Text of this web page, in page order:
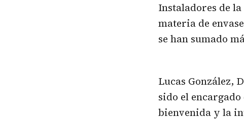
Instaladores de
materia de
se han sumado
Lucas González,
sido el
bienvenida y la